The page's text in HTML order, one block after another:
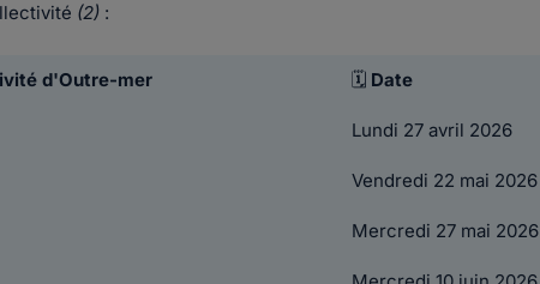
(2) :
d'Outre-mer 🗓 Date
Lundi 27 avril 2026
Vendredi 22 mai 2026
Mercredi 27 mai 2026